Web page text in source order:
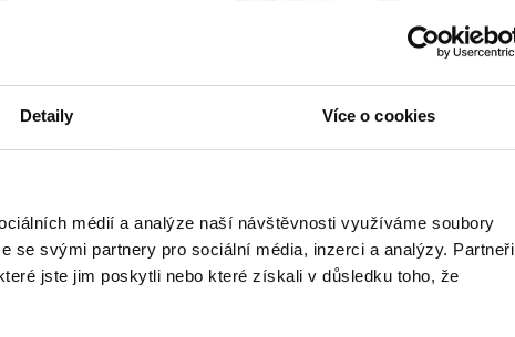
Detaily Více o cookies
médií a analýze naší návštěvnosti využíváme soubory
se svými partnery pro sociální média, inzerci a analýzy. Partneři
jste jim poskytli nebo které získali v důsledku toho, že
VÝFUK LV ONE EVO GP
INOX
GIVI PLEXI APRILIA SRV 850
D6703ST